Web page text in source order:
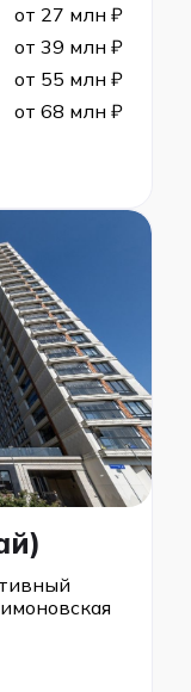
от 27 млн ₽
от 39 млн ₽
от 55 млн ₽
от 68 млн ₽